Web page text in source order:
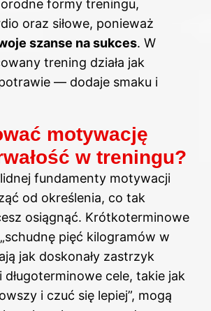
formy treningu,
oraz siłowe, ponieważ
szanse na sukces. W
trening działa jak
— dodaje smaku i
motywację
w treningu?
fundamenty motywacji
od określenia, co tak
osiągnąć. Krótkoterminowe
pięć kilogramów w
jak doskonały zastrzyk
długoterminowe cele, takie jak
i czuć się lepiej”, mogą